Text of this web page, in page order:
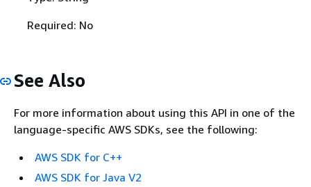
Required: No
See Also
For more information about using this API in one of the
language-specific AWS SDKs, see the following:
AWS SDK for C++
AWS SDK for Java V2